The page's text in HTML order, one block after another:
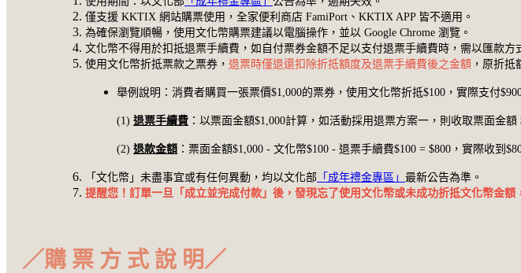
僅支援 KKTIX 網站購票使用，全家便利商店 FamiPort、KKTIX APP 皆不適用。
為確保瀏覽順暢，使用文化幣購票建議以電腦操作，並以 Google Chrome 瀏覽。
文化幣不得用於扣抵退票手續費，如自付票券金額不足以支付退票手續費時，需以匯款方
使用文化幣折抵票款之票券， 退票時僅退還扣除折抵額度及退票手續費後之金額 ，原折
舉例說明：消費者購買一張票價$1,000的票券，使用文化幣折抵$100，實際支付
(1) 退票手續費 ：以票面金額$1,000計算，如活動採用退票方案一，則收取票面金額
(2) 退款金額 ：票面金額$1,000 - 文化幣$100 - 退票手續費$100 = $800，實際收到
「文化幣」未盡事宜或有任何異動，均以文化部 「成年禮金專區」 最新公告為準。
提醒您！訂單一旦「成立並完成付款」後，發現忘了使用文化幣或未成功折抵文化幣金
／購 票 方 式 說 明／